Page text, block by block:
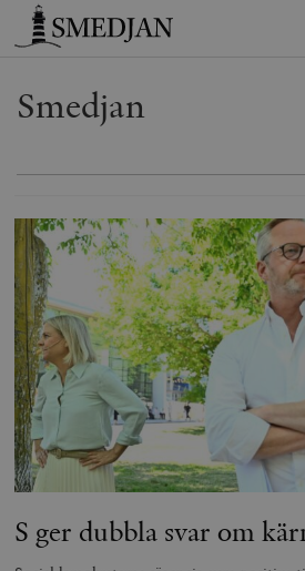
Timbro
Smedjan
S ger dubbla svar om